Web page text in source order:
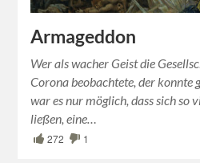
Armageddon
Wer als wacher Geist die
Corona beobachtete, der konnte
war es nur möglich, dass sich so
ließen, eine…
272 1